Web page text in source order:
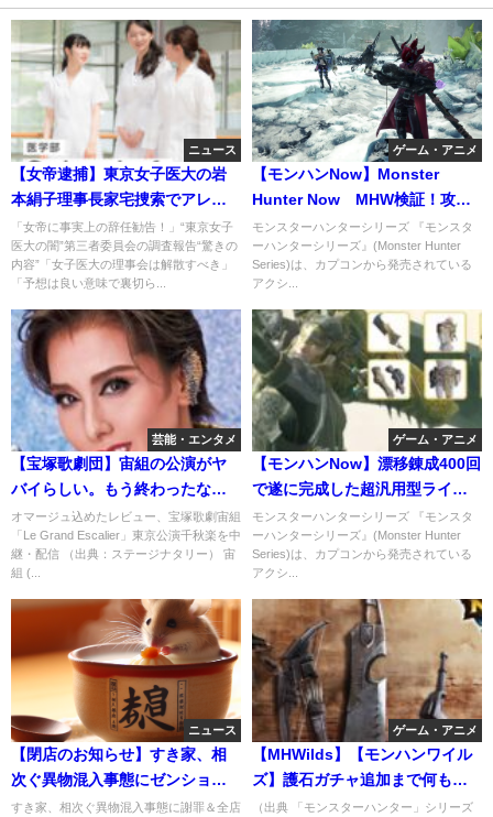
ニュース
【女帝逮捕】東京女子医大の岩
本絹子理事長家宅捜索でアレが
押収された模様！親族向け推薦
枠が社会貢献？
「女帝に事実上の辞任勧告！」“東京女子
医大の闇”第三者委員会の調査報告“驚きの
内容”「女子医大の理事会は解散すべき」
「予想は良い意味で裏切ら...
ゲーム・アニメ
【モンハンNow】Monster
Hunter Now MHW検証！攻撃
珠などのランクA率が上昇？
モンスターハンターシリーズ 『モンスタ
ーハンターシリーズ』(Monster Hunter
Series)は、カプコンから発売されている
アクシ...
芸能・エンタメ
【宝塚歌劇団】宙組の公演がヤ
バイらしい。もう終わったな。
マジくそ
オマージュ込めたレビュー、宝塚歌劇宙組
「Le Grand Escalier」東京公演千秋楽を中
継・配信 （出典：ステージナタリー） 宙
組 (...
ゲーム・アニメ
【モンハンNow】漂移錬成400回
で遂に完成した超汎用型ライト
ボウガンで星9
モンスターハンターシリーズ 『モンスタ
ーハンターシリーズ』(Monster Hunter
Series)は、カプコンから発売されている
アクシ...
ニュース
【閉店のお知らせ】すき家、相
次ぐ異物混入事態にゼンショー
が閉店を決断！吉野家、松屋、
すき家、相次ぐ異物混入事態に謝罪＆全店
ゲーム・アニメ
【MHWilds】【モンハンワイル
ズ】護石ガチャ追加まで何もな
し？
（出典 「モンスターハンター」シリーズ